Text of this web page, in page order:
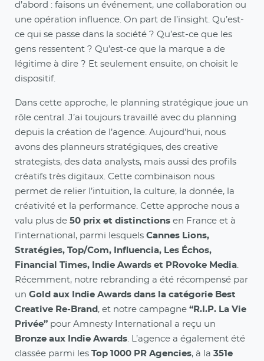
d’abord : faisons un événement, une collaboration ou
une opération influence. On part de l’insight. Qu’est-
ce qui se passe dans la société ? Qu’est-ce que les
gens ressentent ? Qu’est-ce que la marque a de
légitime à dire ? Et seulement ensuite, on choisit le
dispositif.
Dans cette approche, le planning stratégique joue un
rôle central. J’ai toujours travaillé avec du planning
depuis la création de l’agence. Aujourd’hui, nous
avons des planneurs stratégiques, des creative
strategists, des data analysts, mais aussi des profils
créatifs très digitaux. Cette combinaison nous
permet de relier l’intuition, la culture, la donnée, la
créativité et la performance. Cette approche nous a
valu plus de 50 prix et distinctions en France et à
l’international, parmi lesquels Cannes Lions,
Stratégies, Top/Com, Influencia, Les Échos,
Financial Times, Indie Awards et PRovoke Media
Récemment, notre rebranding a été récompensé par
un Gold aux Indie Awards dans la catégorie Best
Creative Re-Brand , et notre campagne “R.I.P. La Vie
Privée” pour Amnesty International a reçu un
Bronze aux Indie Awards . L’agence a également été
classée parmi les Top 1000 PR Agencies, à la 351e